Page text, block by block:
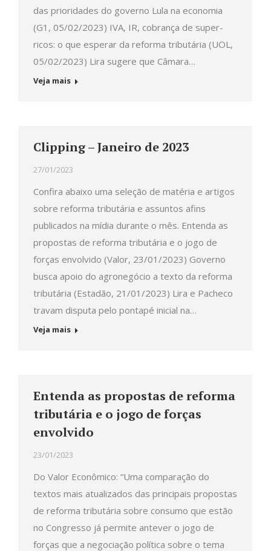
das prioridades do governo Lula na economia
(G1, 05/02/2023) IVA, IR, cobrança de super-
ricos: o que esperar da reforma tributária (UOL,
05/02/2023) Lira sugere que Câmara…
Veja mais
Clipping – Janeiro de 2023
27/01/2023
Confira abaixo uma seleção de matéria e artigos
sobre reforma tributária e assuntos afins
publicados na mídia durante o mês. Entenda as
propostas de reforma tributária e o jogo de
forças envolvido (Valor, 23/01/2023) Governo
busca apoio do agronegócio a texto da reforma
tributária (Estadão, 21/01/2023) Lira e Pacheco
travam disputa pelo pontapé inicial na…
Veja mais
Entenda as propostas de reforma
tributária e o jogo de forças
envolvido
23/01/2023
Do Valor Econômico: “Uma comparação do
textos mais atualizados das principais propostas
de reforma tributária sobre consumo que estão
no Congresso já permite antever o jogo de
forças que a negociação política sobre o tema